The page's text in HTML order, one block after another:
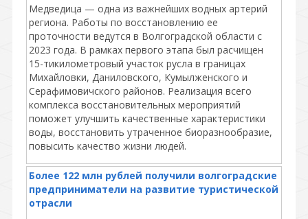
Медведица — одна из важнейших водных артерий
региона. Работы по восстановлению ее
проточности ведутся в Волгоградской области с
2023 года. В рамках первого этапа был расчищен
15-тикилометровый участок русла в границах
Михайловки, Даниловского, Кумылженского и
Серафимовичского районов. Реализация всего
комплекса восстановительных мероприятий
поможет улучшить качественные характеристики
воды, восстановить утраченное биоразнообразие,
повысить качество жизни людей.
Более 122 млн рублей получили волгоградские
предприниматели на развитие туристической
отрасли